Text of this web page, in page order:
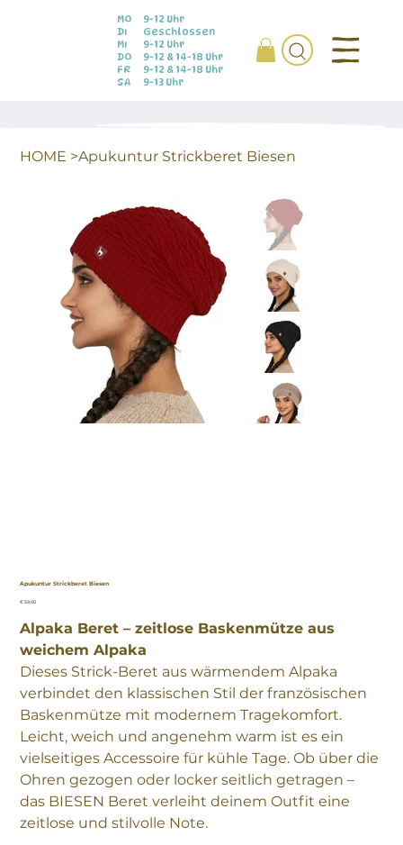
MO
DI
MI
DO
FR
SA
9-12 Uhr
Geschlossen
9-12 Uhr
9-12 & 14-18 Uhr
9-12 & 14-18 Uhr
9-13 Uhr
HOME >Apukuntur Strickberet Biesen
Apukuntur Strickberet Biesen
Preis
€ 59,00
Alpaka Beret – zeitlose Baskenmütze aus
weichem Alpaka
Dieses Strick-Beret aus wärmendem Alpaka
verbindet den klassischen Stil der französischen
Baskenmütze mit modernem Tragekomfort.
Leicht, weich und angenehm warm ist es ein
vielseitiges Accessoire für kühle Tage. Ob über die
Ohren gezogen oder locker seitlich getragen –
das BIESEN Beret verleiht deinem Outfit eine
zeitlose und stilvolle Note.